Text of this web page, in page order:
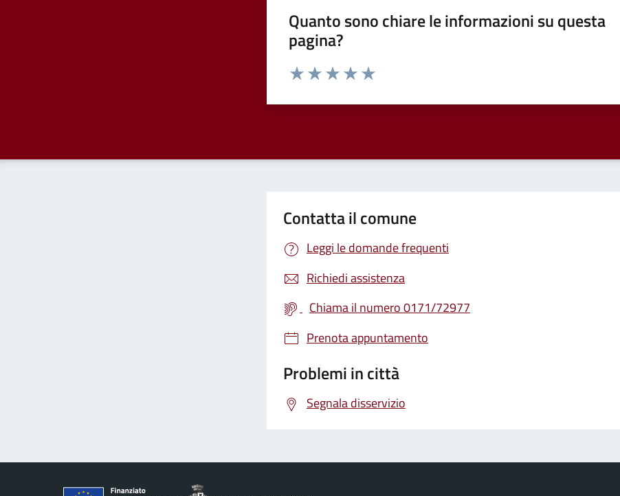
Quanto sono chiare le informazioni su questa
pagina?
Valuta da 1 a 5 stelle la pagina
Contatta il comune
Leggi le domande frequenti
Richiedi assistenza
Chiama il numero 0171/72977
Prenota appuntamento
Problemi in città
Segnala disservizio